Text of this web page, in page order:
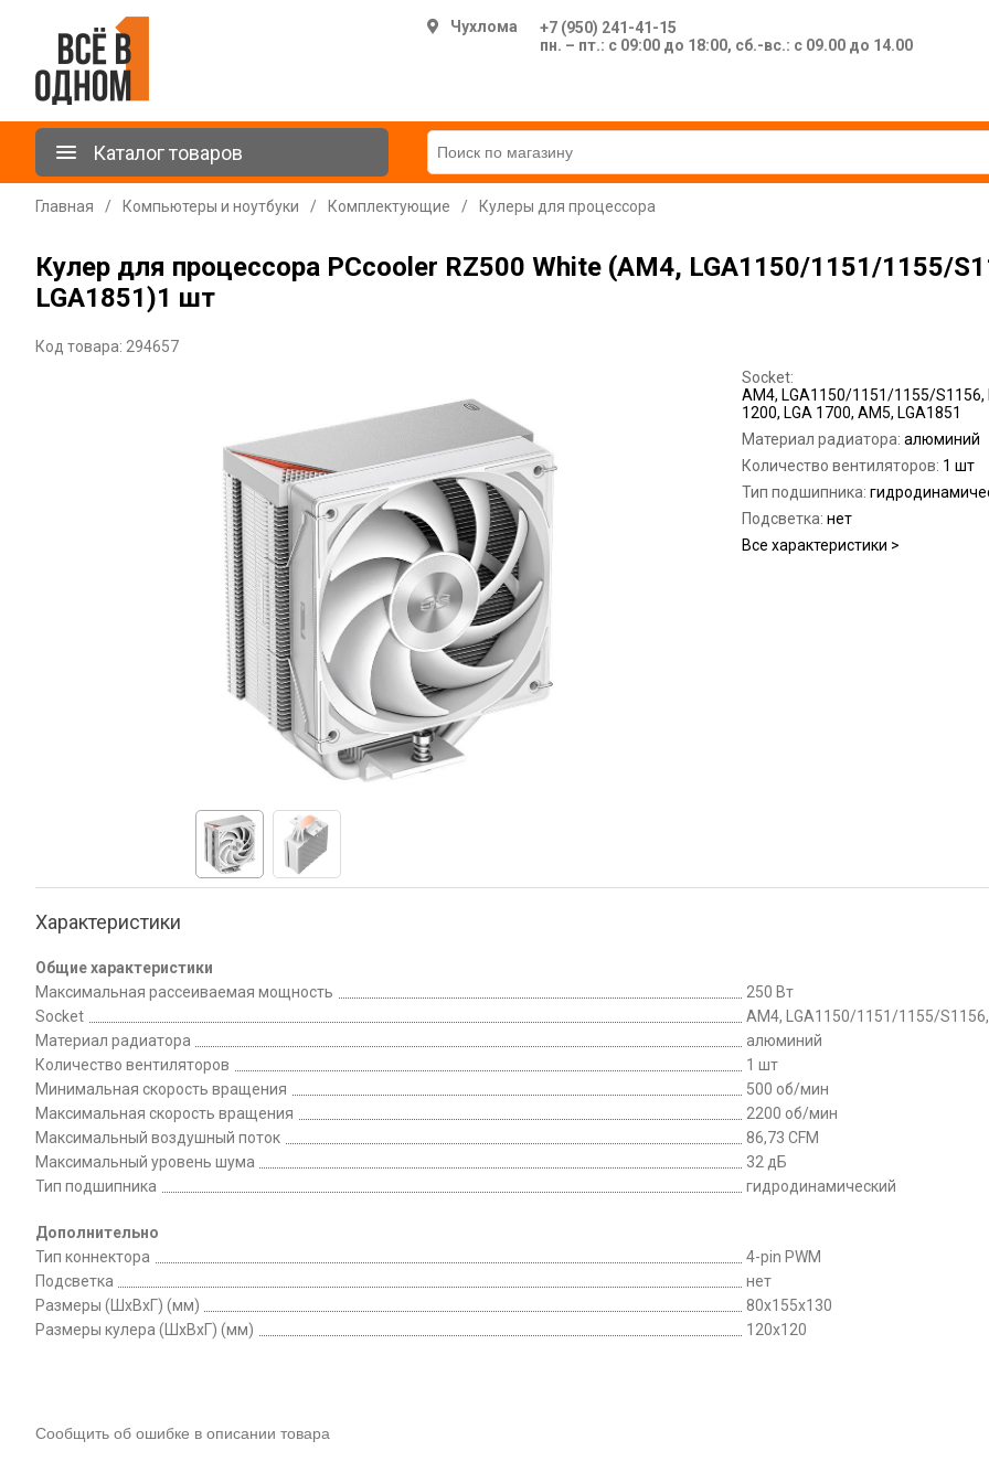
Чухлома
+7 (950) 241-41-15
пн. – пт.: с 09:00 до 18:00, сб.-вс.: с 09.00 до 14.00
Каталог товаров
Главная / Компьютеры и ноутбуки / Комплектующие / Кулеры для процессора
Кулер для процессора PCcooler RZ500 White (AM4, LGA1150/1151/1155/
LGA1851)1 шт
Код товара: 294657
Socket:
AM4, LGA1150/1151/1155/S1156,
1200, LGA 1700, AM5, LGA1851
Материал радиатора: алюминий
Количество вентиляторов: 1 шт
Тип подшипника:
Подсветка: нет
Все характеристики >
Характеристики
Общие характеристики
Максимальная рассеиваемая мощность
250 Вт
Socket
AM4, LGA1150/1151/1155/S1156,
Материал радиатора
алюминий
Количество вентиляторов
1 шт
Минимальная скорость вращения
500 об/мин
Максимальная скорость вращения
2200 об/мин
Максимальный воздушный поток
86,73 CFM
Максимальный уровень шума
32 дБ
Тип подшипника
гидродинамический
Дополнительно
Тип коннектора
4-pin PWM
Подсветка
нет
Размеры (ШхВxГ) (мм)
80x155x130
Размеры кулера (ШхВxГ) (мм)
120x120
Сообщить об ошибке в описании товара